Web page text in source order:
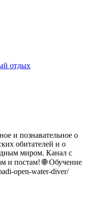
отдых
и познавательное о
обитателей и о
миром. Канал с
и постам! 🌐 Обучение
open-water-diver/